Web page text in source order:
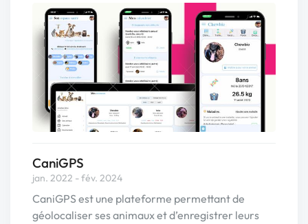
CaniGPS
jan. 2022 - fév. 2024
CaniGPS est une plateforme permettant de
géolocaliser ses animaux et d’enregistrer leurs